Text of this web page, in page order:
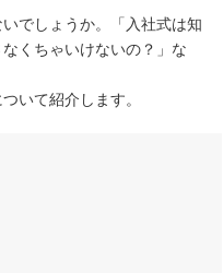
でしょうか。「入社式は知
くちゃいけないの？」な
いて紹介します。